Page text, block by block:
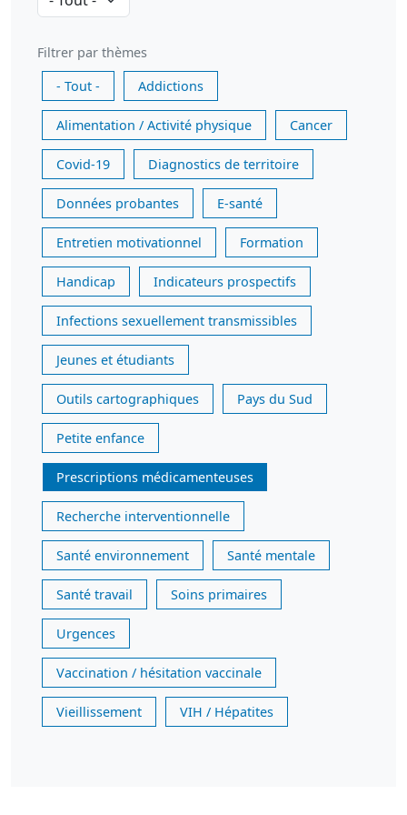
Filtrer par thèmes
- Tout -
Addictions
Alimentation / Activité physique Cancer
Covid-19 Diagnostics de territoire
Données probantes E-santé
Entretien motivationnel Formation
Handicap Indicateurs prospectifs
Infections sexuellement transmissibles
Jeunes et étudiants
Outils cartographiques Pays du Sud
Petite enfance
Prescriptions médicamenteuses
Recherche interventionnelle
Santé environnement Santé mentale
Santé travail Soins primaires
Urgences
Vaccination / hésitation vaccinale
Vieillissement VIH / Hépatites